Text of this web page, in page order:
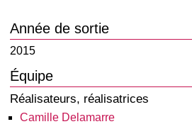
Année de sortie
2015
Équipe
Réalisateurs, réalisatrices
Camille Delamarre